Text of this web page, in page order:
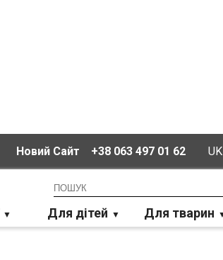
Новий Сайт +38 063 497 01 62 UK
Для дітей Для тварин